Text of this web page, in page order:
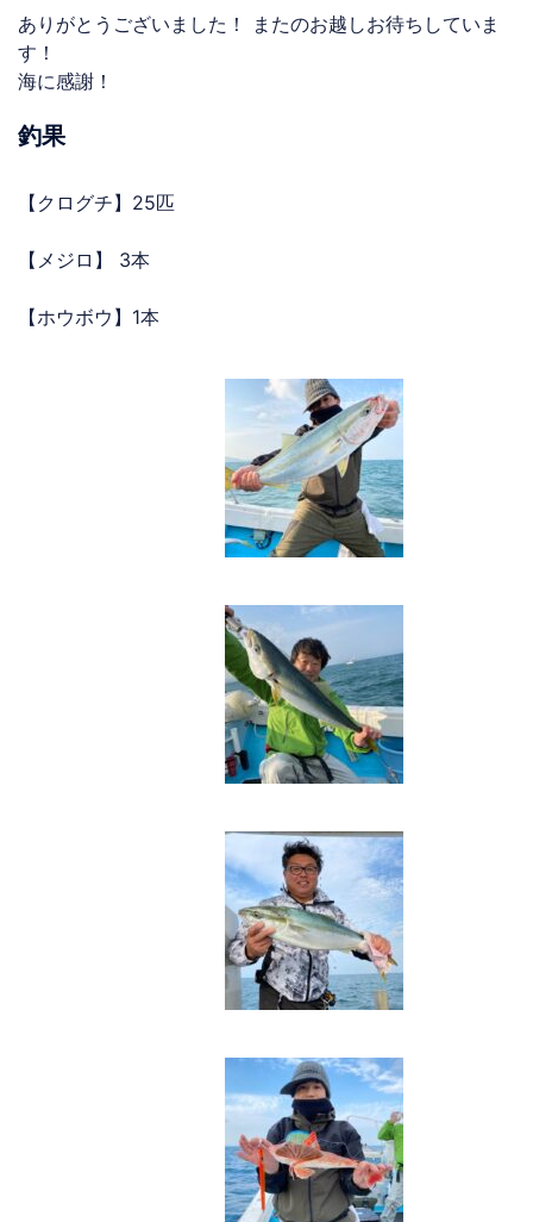
ありがとうございました！ またのお越しお待ちしていま
す！
海に感謝！
釣果
【クログチ】25匹
【メジロ】 3本
【ホウボウ】1本